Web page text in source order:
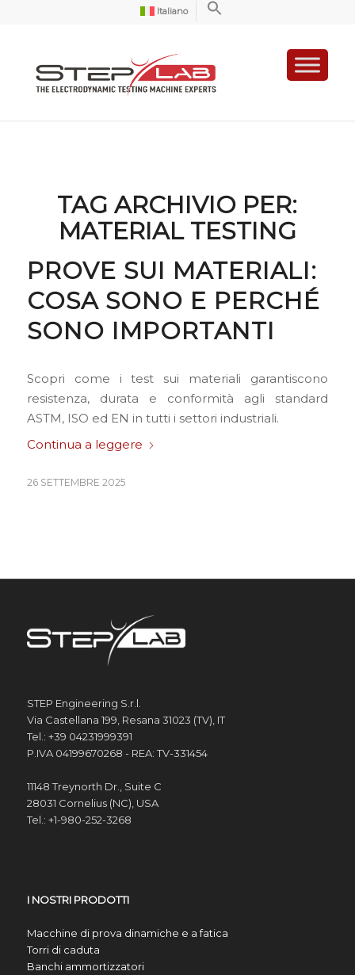
Italiano
TAG ARCHIVIO PER:
MATERIAL TESTING
PROVE SUI MATERIALI:
COSA SONO E PERCHÉ
SONO IMPORTANTI
Scopri come i test sui materiali garantiscono
resistenza, durata e conformità agli standard
ASTM, ISO ed EN in tutti i settori industriali.
Continua a leggere
26 SETTEMBRE 2025
STEP Engineering S.r.l.
Via Castellana 199, Resana 31023 (TV), IT
Tel.: +39 04231999391
P.IVA 04199670268 - REA: TV-331454
11148 Treynorth Dr., Suite C
28031 Cornelius (NC), USA
Tel.: +1-980-252-3268
I NOSTRI PRODOTTI
Macchine di prova dinamiche e a fatica
Torri di caduta
Banchi ammortizzatori